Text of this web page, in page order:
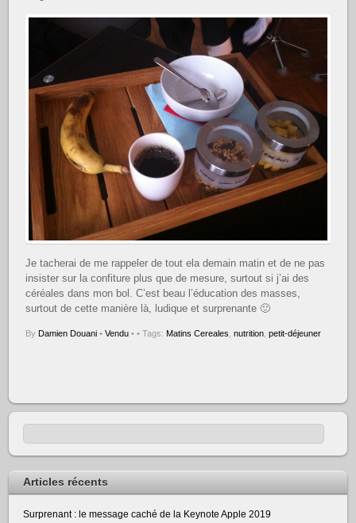
Je tacherai de me rappeler de tout ela demain matin et de ne pas
insister sur la confiture plus que de mesure, surtout si j’ai des
céréales dans mon bol. C’est beau l’éducation des masses,
surtout de cette manière là, ludique et surprenante 🙂
By Damien Douani • Vendu • • Tags: Matins Cereales ,nutrition ,petit-déjeuner
Articles récents
Surprenant : le message caché de la Keynote Apple 2019